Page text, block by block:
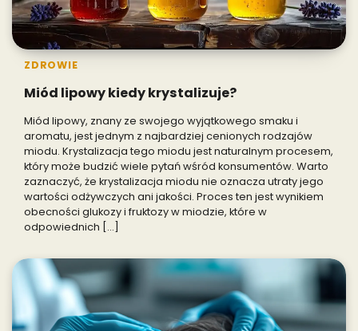
ZDROWIE
Miód lipowy kiedy krystalizuje?
Miód lipowy, znany ze swojego wyjątkowego smaku i
aromatu, jest jednym z najbardziej cenionych rodzajów
miodu. Krystalizacja tego miodu jest naturalnym procesem,
który może budzić wiele pytań wśród konsumentów. Warto
zaznaczyć, że krystalizacja miodu nie oznacza utraty jego
wartości odżywczych ani jakości. Proces ten jest wynikiem
obecności glukozy i fruktozy w miodzie, które w
odpowiednich […]